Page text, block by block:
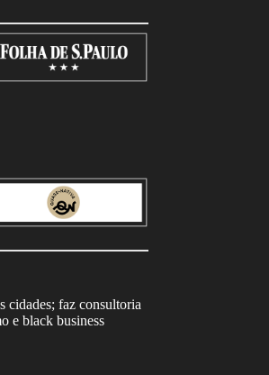
cidades; faz consultoria
e black business